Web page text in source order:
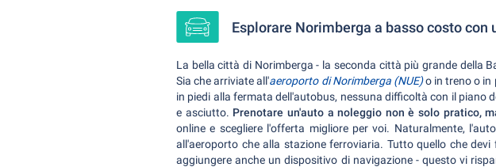
Esplorare Norimberga a basso costo con
La bella città di Norimberga - la seconda città più grande della
Sia che arriviate all'aeroporto di Norimberga (NUE)o in treno o in
in piedi alla fermata dell'autobus, nessuna difficoltà con il piano
e asciutto. Prenotare un'auto a noleggio non è solo pratico,
online e scegliere l'offerta migliore per voi. Naturalmente,
all'aeroporto che alla stazione ferroviaria. Tutto quello che
aggiungere anche un dispositivo di navigazione - questo vi